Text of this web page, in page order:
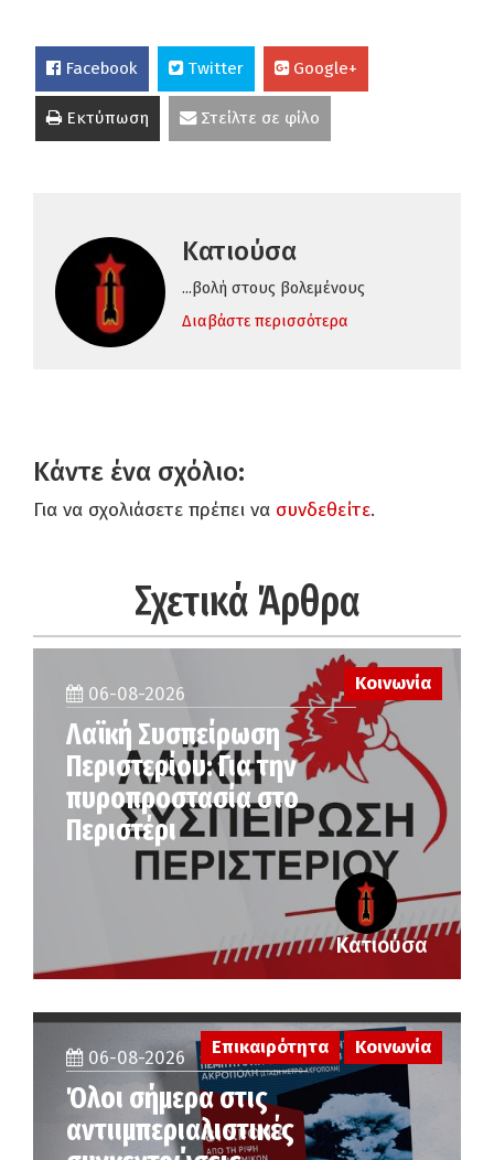
Facebook Twitter Google+
Εκτύπωση Στείλτε σε φίλο
Κατιούσα
...βολή στους βολεμένους
Διαβάστε περισσότερα
Κάντε ένα σχόλιο:
Για να σχολιάσετε πρέπει να συνδεθείτε.
Σχετικά Άρθρα
Κοινωνία
06-08-2026
Λαϊκή Συσπείρωση
Περιστερίου: Για την
πυροπροστασία στο
Περιστέρι
Κατιούσα
06-08-2026
Όλοι σήμερα στις
αντιιμπεριαλιστικές
Επικαιρότητα Κοινωνία